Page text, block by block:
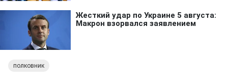
полковник